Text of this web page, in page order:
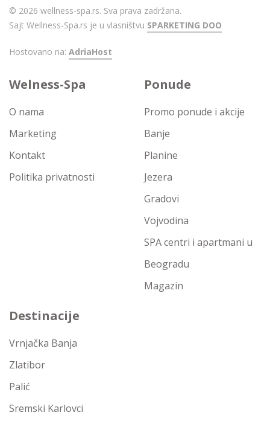
© 2026 wellness-spa.rs. Sva prava zadržana.
Sajt Wellness-Spa.rs je u vlasništvu SPARKETING DOO
Hostovano na: AdriaHost
Welness-Spa
O nama
Marketing
Kontakt
Politika privatnosti
Ponude
Promo ponude i akcije
Banje
Planine
Jezera
Gradovi
Vojvodina
SPA centri i apartmani u
Beogradu
Magazin
Destinacije
Vrnjačka Banja
Zlatibor
Palić
Sremski Karlovci